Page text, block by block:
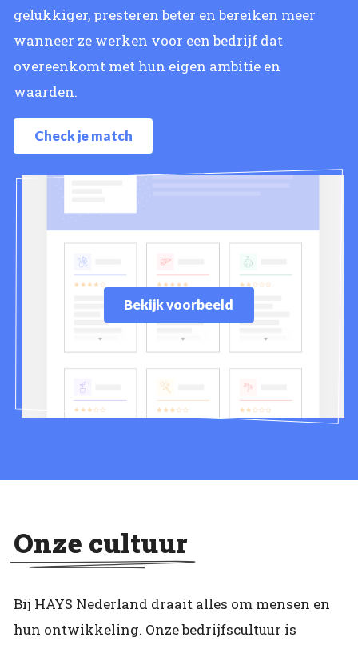
gelukkiger, presteren beter en bereiken meer
wanneer ze werken voor een bedrijf dat
overeenkomt met hun eigen ambitie en
waarden.
Check je match
Bekijk voorbeeld
Onze cultuur
Bij HAYS Nederland draait alles om mensen en
hun ontwikkeling. Onze bedrijfscultuur is